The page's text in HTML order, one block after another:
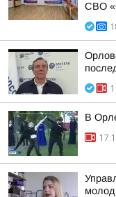
СВО
В